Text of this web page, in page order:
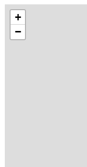
+
−